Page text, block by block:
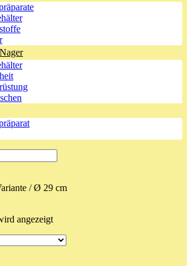
/Ø 29 cm
angezeigt